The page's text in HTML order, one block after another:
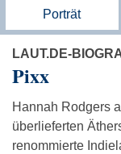
Porträt
LAUT.DE-
Pixx
Hannah Rodgers
überlieferten
renommierte